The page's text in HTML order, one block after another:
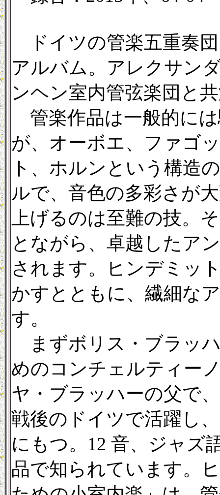
ドイツの管楽五重奏
アルバム。アレクサン
ンヘン室内管弦楽団と
管楽作品は一般的に
が、オーボエ、ファゴ
ト、ホルンという構造
ルで、音色の多彩さが
上げるのは至難の技。
とながら、卓越したア
されます。ヒンデミッ
かすとともに、繊細な
す。
まずボリス・ブラッ
めのコンチェルティー
ヤ・ブラッハーの父で
戦後のドイツで活躍し
にもつ。12 音、ジャズ
品で知られています。